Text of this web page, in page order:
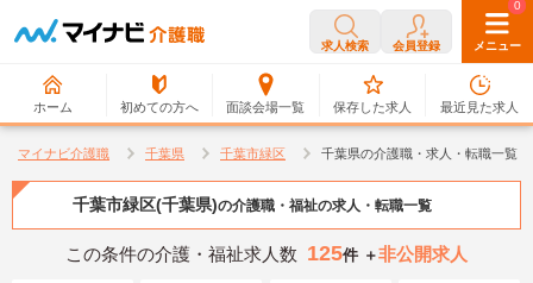
求人検索 会員登録 メニュー
ホーム 初めての方へ 面談会場一覧
0
保存した求人
0
最近見た求人
マイナビ介護職 千葉県 千葉市緑区 千葉県の介護職・求人・転職一覧
千葉市緑区(千葉県)の介護職・福祉の求人・転職一覧
この条件の介護・福祉求人数 125件 ＋非公開求人